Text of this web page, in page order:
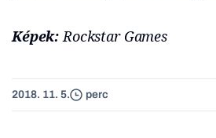
Képek: Rockstar Games
2018. 11. 5. perc